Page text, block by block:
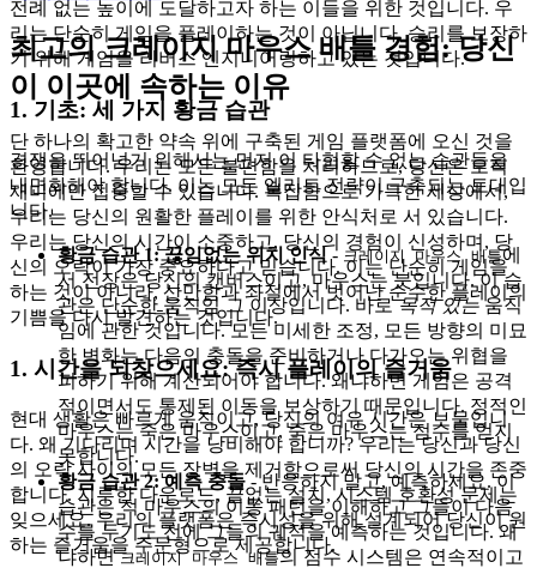
전례 없는 높이에 도달하고자 하는 이들을 위한 것입니다. 우
리는 단순히 게임을 플레이하는 것이 아닙니다. 승리를 보장하
기 위해 게임을 리버스 엔지니어링하고 있는 것입니다.
1. 기초: 세 가지 황금 습관
경쟁을 뛰어넘기 위해서는 먼저 이 타협할 수 없는 습관들을
내면화해야 합니다. 이는 모든 엘리트 전략이 구축되는 토대입
니다.
황금 습관 1: 끊임없는 위치 인식 - 크레이지 마우스 배틀에
서 전장은 당신의 캔버스이고, 마우스는 붓입니다. 이 습
관은 단순한 움직임 그 이상입니다. 바로목적 있는움직
임에 관한 것입니다. 모든 미세한 조정, 모든 방향의 미묘
한 변화는 다음의 충돌을 준비하거나 다가오는 위협을
피하기 위해 계산되어야 합니다. 왜냐하면 게임은 공격
적이면서도 통제된 이동을 보상하기 때문입니다. 정적인
마우스는 죽은 마우스이고, 죽은 마우스는 점수를 얻지
못합니다.
황금 습관 2: 예측 충돌- 반응하지 말고, 예측하세요. 이
습관은 적 마우스의 이동 패턴을 이해하고 그들이 다음
수를 두기도 전에 그들의 궤적을 예측하는 것입니다. 왜
냐하면크레이지 마우스 배틀의 점수 시스템은 연속적이고
최고의 크레이지 마우스 배틀 경험: 당신
이 이곳에 속하는 이유
단 하나의 확고한 약속 위에 구축된 게임 플랫폼에 오신 것을
환영합니다. 우리는 모든 불편함을 처리하므로, 당신은 오직
재미에만 집중할 수 있습니다. 복잡함으로 가득한 세상에서,
우리는 당신의 원활한 플레이를 위한 안식처로 서 있습니다.
우리는 당신의 시간이 소중하고, 당신의 경험이 신성하며, 당
신의 오락이 가장 중요하다고 믿습니다. 이는 단순히 게임을
하는 것이 아니라, 산만함과 좌절에서 벗어난 순수한 플레이의
기쁨을 다시 발견하는 것입니다.
1. 시간을 되찾으세요: 즉시 플레이의 즐거움
현대 생활은 빠르게 움직이고, 당신의 여유 시간은 보물입니
다. 왜 기다리며 시간을 낭비해야 합니까? 우리는 당신과 당신
의 오락 사이의 모든 장벽을 제거함으로써 당신의 시간을 존중
합니다. 지루한 다운로드, 끝없는 설치, 시스템 호환성 문제는
잊으세요. 우리의 플랫폼은 즉시성을 위해 설계되어 당신이 원
하는 즐거움을 주문형으로 제공합니다.